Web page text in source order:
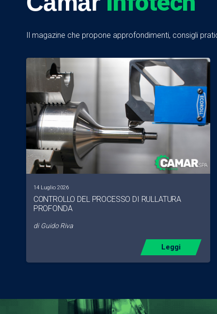
Il magazine che propone approfondimenti, consigli
14 Luglio 2026
CONTROLLO DEL PROCESSO DI RULLATURA
PROFONDA
di Guido Riva
Leggi